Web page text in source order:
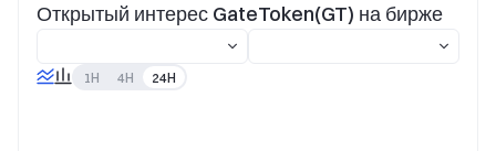
Открытый интерес GateToken(GT) на бирже
1H 4H 24H